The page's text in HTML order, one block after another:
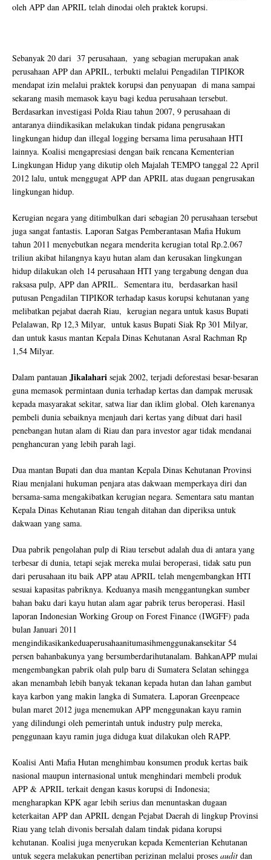
oleh APP dan APRIL telah dinodai oleh praktek korupsi.
Sebanyak 20 dari 37 perusahaan, yang sebagian merupakan anak
perusahaan APP dan APRIL, terbukti melalui Pengadilan TIPIKOR
mendapat izin melalui praktek korupsi dan penyuapan di mana sampai
sekarang masih memasok kayu bagi kedua perusahaan tersebut.
Berdasarkan investigasi Polda Riau tahun 2007, 9 perusahaan di
antaranya diindikasikan melakukan tindak pidana pengrusakan
lingkungan hidup dan illegal logging bersama lima perusahaan HTI
lainnya. Koalisi mengapresiasi dengan baik rencana Kementerian
Lingkungan Hidup yang dikutip oleh Majalah TEMPO tanggal 22 April
2012 lalu, untuk menggugat APP dan APRIL atas dugaan pengrusakan
lingkungan hidup.
Kerugian negara yang ditimbulkan dari sebagian 20 perusahaan tersebut
juga sangat fantastis. Laporan Satgas Pemberantasan Mafia Hukum
tahun 2011 menyebutkan negara menderita kerugian total Rp.2.067
triliun akibat hilangnya kayu hutan alam dan kerusakan lingkungan
hidup dilakukan oleh 14 perusahaan HTI yang tergabung dengan dua
raksasa pulp, APP dan APRIL. Sementara itu, berdasarkan hasil
putusan Pengadilan TIPIKOR terhadap kasus korupsi kehutanan yang
melibatkan pejabat daerah Riau, kerugian negara untuk kasus Bupati
Pelalawan, Rp 12,3 Milyar, untuk kasus Bupati Siak Rp 301 Milyar,
dan untuk kasus mantan Kepala Dinas Kehutanan Asral Rachman Rp
1,54 Milyar.
Dalam pantauan Jikalahari sejak 2002, terjadi deforestasi besar-besaran
guna memasok permintaan dunia terhadap kertas dan dampak merusak
kepada masyarakat sekitar, satwa liar dan iklim global. Oleh karenanya
pembeli dunia sebaiknya menjauh dari kertas yang dibuat dari hasil
penebangan hutan alam di Riau dan para investor agar tidak mendanai
penghancuran yang lebih parah lagi.
Dua mantan Bupati dan dua mantan Kepala Dinas Kehutanan Provinsi
Riau menjalani hukuman penjara atas dakwaan memperkaya diri dan
bersama-sama mengakibatkan kerugian negara. Sementara satu mantan
Kepala Dinas Kehutanan Riau tengah ditahan dan diperiksa untuk
dakwaan yang sama.
Dua pabrik pengolahan pulp di Riau tersebut adalah dua di antara yang
terbesar di dunia, tetapi sejak mereka mulai beroperasi, tidak satu pun
dari perusahaan itu baik APP atau APRIL telah mengembangkan HTI
sesuai kapasitas pabriknya. Keduanya masih menggantungkan sumber
bahan baku dari kayu hutan alam agar pabrik terus beroperasi. Hasil
laporan Indonesian Working Group on Forest Finance (IWGFF) pada
bulan Januari 2011
mengindikasikankeduaperusahaanitumasihmenggunakansekitar 54
persen bahanbakunya yang bersumberdarihutanalam. BahkanAPP mulai
mengembangkan pabrik olah pulp baru di Sumatera Selatan sehingga
akan menambah lebih banyak tekanan kepada hutan dan lahan gambut
kaya karbon yang makin langka di Sumatera. Laporan Greenpeace
bulan maret 2012 juga menemukan APP menggunakan kayu ramin
yang dilindungi oleh pemerintah untuk industry pulp mereka,
penggunaan kayu ramin juga diduga kuat dilakukan oleh RAPP.
Koalisi Anti Mafia Hutan menghimbau konsumen produk kertas baik
nasional maupun internasional untuk menghindari membeli produk
APP & APRIL terkait dengan kasus korupsi di Indonesia;
mengharapkan KPK agar lebih serius dan menuntaskan dugaan
keterkaitan APP dan APRIL dengan Pejabat Daerah di lingkup Provinsi
Riau yang telah divonis bersalah dalam tindak pidana korupsi
kehutanan. Koalisi juga menyerukan kepada Kementerian Kehutanan
untuk segera melakukan penertiban perizinan melalui proses audit dan